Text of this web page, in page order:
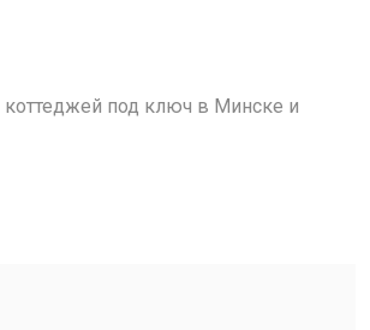
под ключ в Минске и